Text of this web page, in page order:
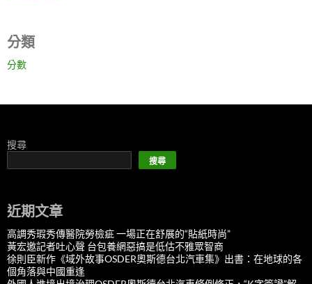
分類
分數
搜尋
搜尋
近期文章
高調秀瑕秀傳醫院勞檢疵 一場正在舒展的“貼紙時尚”
黃宏邀記者吐心聲 台包養網惡搞是低估不雅眾智商
徐則臣新作《域外故事OSDER奧斯德台北汽車集》出書：在地球的各
個角落與中國重逢